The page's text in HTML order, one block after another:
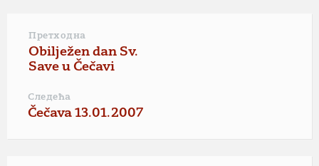
Претходна
Obilježen dan Sv.
Save u Čečavi
Следећа
Čečava 13.01.2007